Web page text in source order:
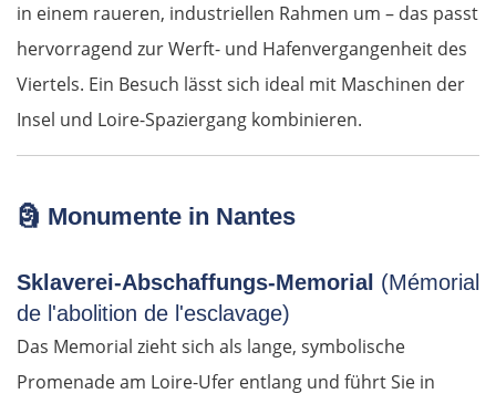
in einem raueren, industriellen Rahmen um – das passt
hervorragend zur Werft- und Hafenvergangenheit des
Viertels. Ein Besuch lässt sich ideal mit Maschinen der
Insel und Loire-Spaziergang kombinieren.
🗿 Monumente in Nantes
Sklaverei-Abschaffungs-Memorial (Mémorial
de l'abolition de l'esclavage)
Das Memorial zieht sich als lange, symbolische
Promenade am Loire-Ufer entlang und führt Sie in
Tallinn